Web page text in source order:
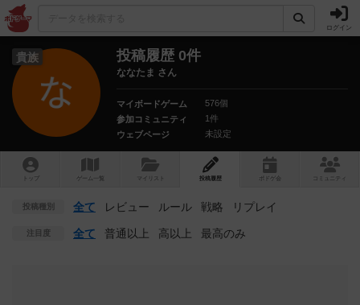
ログイン
貴族 投稿履歴 0件
ななたま さん
マイボードゲーム
576個
参加コミュニティ
1件
ウェブページ
未設定
トップ ゲーム一覧 マイリスト 投稿履歴 ボ ドゲ コミュニティ
投稿種別 全て レビュー ルール 戦略 リプレイ
注目度 全て 普通以上 高以上 最高のみ